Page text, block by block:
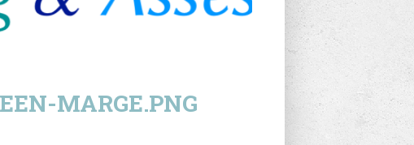
MARGE.PNG